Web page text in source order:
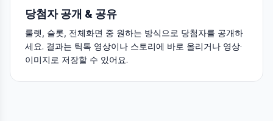
당첨자 공개 & 공유
룰렛, 슬롯, 전체화면 중 원하는 방식으로 당첨자를 공개하
세요. 결과는 틱톡 영상이나 스토리에 바로 올리거나 영상·
이미지로 저장할 수 있어요.